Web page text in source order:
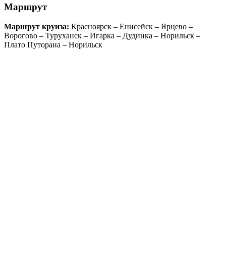
Маршрут
Маршрут круиза: Красноярск – Енисейск – Ярцево –
Ворогово – Туруханск – Игарка – Дудинка – Норильск –
Плато Путорана – Норильск